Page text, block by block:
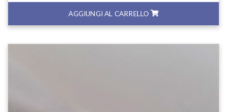
AGGIUNGI AL CARRELLO